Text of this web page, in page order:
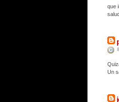
que
Un